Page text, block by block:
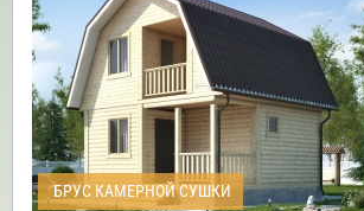
БРУС КАМЕРНОЙ СУШКИ